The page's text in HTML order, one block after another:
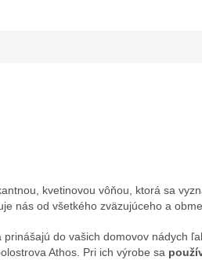
kvetinovou vôňou, ktorá sa
nás od všetkého zväzujúceho a
do vašich domovov nádych
Athos. Pri ich výrobe sa